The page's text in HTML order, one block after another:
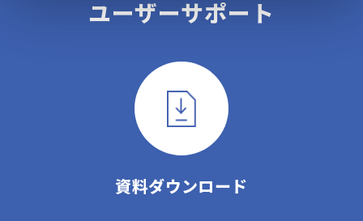
ユーザーサポート
資料ダウンロード